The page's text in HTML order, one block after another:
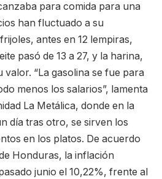
para comida para una
han fluctuado a su
antes en 12 lempiras,
pasó de 13 a 27, y la harina,
“La gasolina se fue para
menos los salarios”, lamenta
La Metálica, donde en la
día tras otro, se sirven los
en los platos. De acuerdo
Honduras, la inflación
junio el 10,22%, frente al